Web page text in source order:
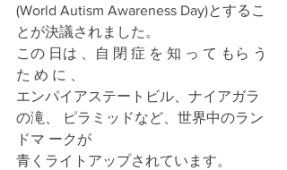
(World Autism Awareness Day)とするこ
とが決議されました。
この 日は 、自 閉 症 を 知 っ て もら う
た め に 、
エンパイアステートビル、ナイアガラ
の滝、 ピラミッドなど、世界中のラン
ドマ ークが
青くライトアップされています。